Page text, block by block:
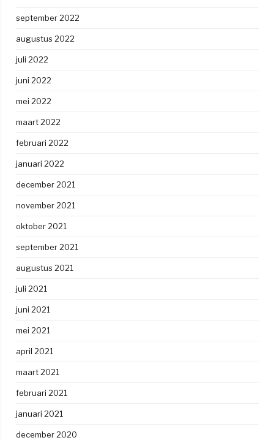
september 2022
augustus 2022
juli 2022
juni 2022
mei 2022
maart 2022
februari 2022
januari 2022
december 2021
november 2021
oktober 2021
september 2021
augustus 2021
juli 2021
juni 2021
mei 2021
april 2021
maart 2021
februari 2021
januari 2021
december 2020